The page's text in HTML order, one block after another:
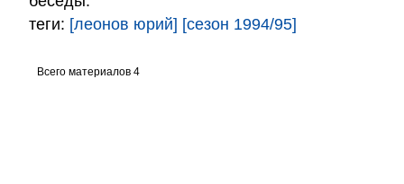
теги: [леонов юрий] [сезон 1994/95]
Всего материалов 4